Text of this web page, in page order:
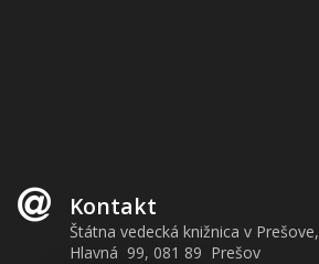
Kontakt
Štátna vedecká knižnica v Prešove,
Hlavná 99, 081 89 Prešov